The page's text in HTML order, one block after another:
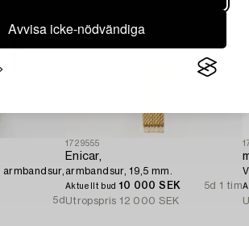
Avvisa icke-nödvändiga
5d
1729555
Enicar,
armbandsur, 19,5 mm.
Aktuellt bud 10 000 SEK
5d 1 tim
Utropspris 12 000 SEK